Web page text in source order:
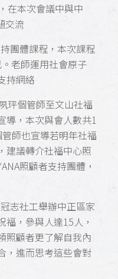
在本次會議中與中
交流
團體課程，本次課程
老師運用社會原子
持網絡
玶個管師至文山社福
導，本次與會人數共1
師也宣導若明年社福
建議轉介社福中心照
照顧者支持團體，
志社工舉辦中正區家
，參與人達15人，
照顧者更了解自我內
，進而思考這些會對